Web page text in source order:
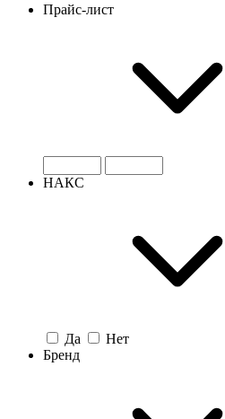
Прайс-лист
НАКС
Да
Нет
Бренд